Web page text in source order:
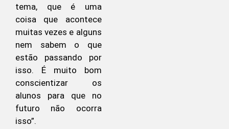
tema, que é uma
coisa que acontece
muitas vezes e alguns
nem sabem o que
estão passando por
isso. É muito bom
conscientizar os
alunos para que no
futuro não ocorra
isso”.